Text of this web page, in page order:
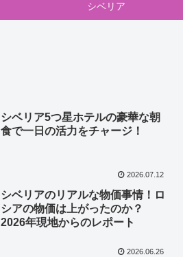
シベリア
シベリア5つ星ホテルの豪華な朝
食で一日の活力をチャージ！
2026.07.12
シベリアのリアルな物価事情！ロ
シアの物価は上がったのか？
2026年現地からのレポート
2026.06.26